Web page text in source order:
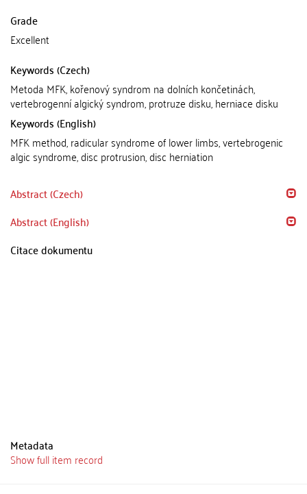
Grade
Excellent
Keywords (Czech)
Metoda MFK, kořenový syndrom na dolních končetinách,
vertebrogenní algický syndrom, protruze disku, herniace disku
Keywords (English)
MFK method, radicular syndrome of lower limbs, vertebrogenic
algic syndrome, disc protrusion, disc herniation
Abstract (Czech)
Abstract (English)
Citace dokumentu
Metadata
Show full item record